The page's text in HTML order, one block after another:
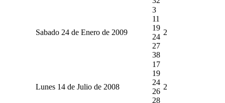
Sabado 24 de Enero de 2009
3
11
19
24
27
38
2
Lunes 14 de Julio de 2008
17
19
24
26
28
2